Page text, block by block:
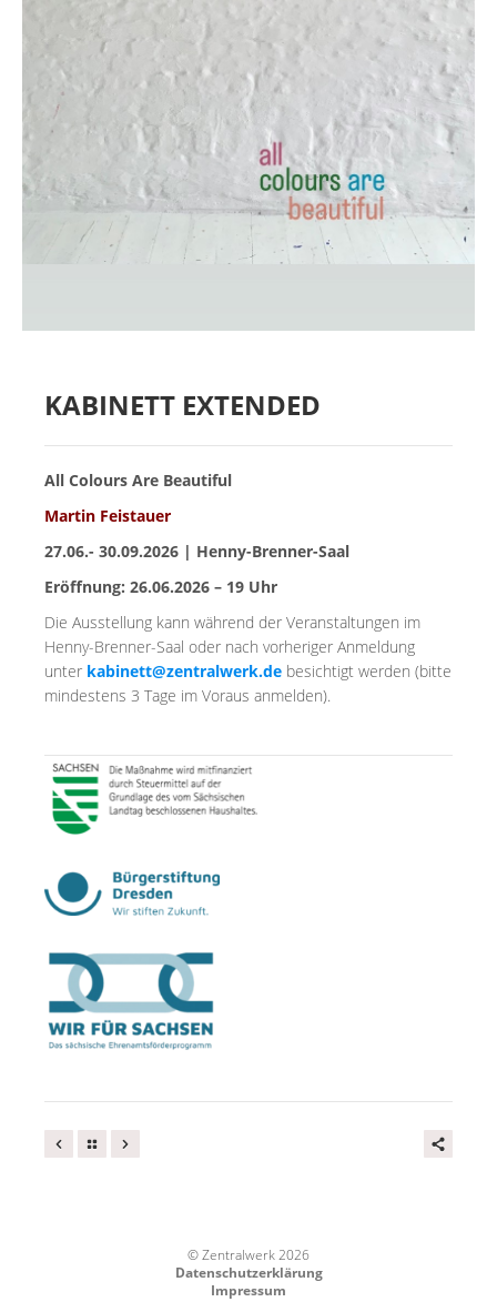
BAUTAGEBUCH
VERMIETUNG
UNTERSTÜTZEN
NEWSLETTER
KABINETT EXTENDED
All Colours Are Beautiful
Martin Feistauer
27.06.- 30.09.2026 | Henny-Brenner-Saal
Eröffnung: 26.06.2026 – 19 Uhr
Die Ausstellung kann während der Veranstaltungen im
Henny-Brenner-Saal oder nach vorheriger Anmeldung
unter kabinett@zentralwerk.de besichtigt werden (bitte
mindestens 3 Tage im Voraus anmelden).
© Zentralwerk 2026
Datenschutzerklärung
Impressum